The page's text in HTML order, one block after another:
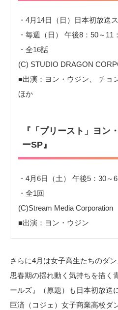
・4月14日（日）日本初放送
・毎週（日） 午後8：50～11
・全16話
(C) STUDIO DRAGON
■出演：ヨン・ウジン、 チョ
ほか
『「プリースト」ヨン
ーSP』
・4月6日（土） 午後5：30～
・全1回
(C)Stream Media Corporation
■出演：ヨン・ウジン
さらに4月は女子高生たちのダ
思春期の揺れ動く気持ちを描く
ールズ』（原題）も日本初放送に
巨済（コジェ）女子商業高校ダ